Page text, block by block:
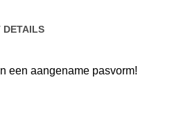
DETAILS
een aangename pasvorm!